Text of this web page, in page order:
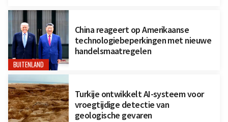
BUITENLAND
China reageert op Amerikaanse
technologiebeperkingen met nieuwe
handelsmaatregelen
Turkije ontwikkelt AI-systeem voor
vroegtijdige detectie van
geologische gevaren